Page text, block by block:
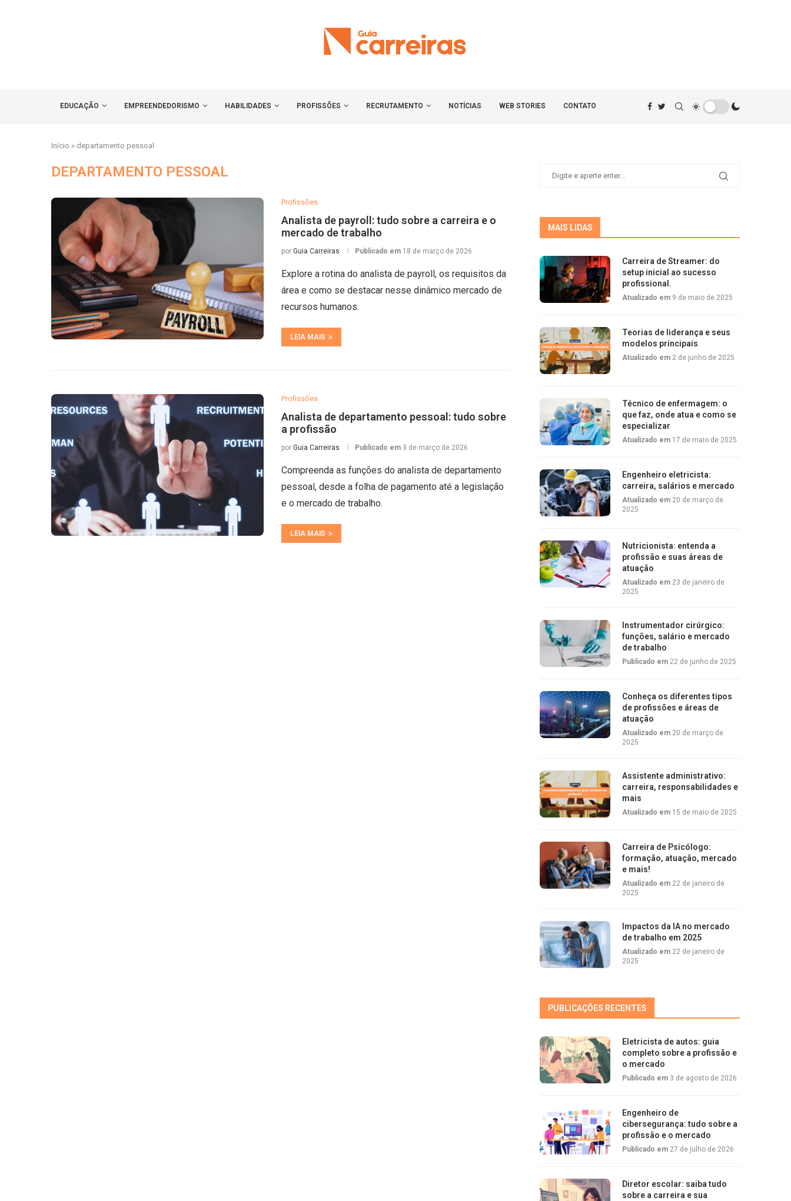
EDUCAÇÃO EMPREENDEDORISMO HABILIDADES PROFISSÕES RECRUTAMENTO NOTÍCIAS WEB STORIES CONTATO
Início » departamento pessoal
DEPARTAMENTO PESSOAL
Profissões
Analista de payroll: tudo sobre a carreira e o
mercado de trabalho
por Guia Carreiras Publicado em 18 de março de 2026
Explore a rotina do analista de payroll, os requisitos da
área e como se destacar nesse dinâmico mercado de
recursos humanos.
LEIA MAIS
Profissões
Analista de departamento pessoal: tudo sobre
a profissão
por Guia Carreiras Publicado em 3 de março de 2026
Compreenda as funções do analista de departamento
pessoal, desde a folha de pagamento até a legislação
e o mercado de trabalho.
LEIA MAIS
MAIS LIDAS
Carreira de Streamer: do
setup inicial ao sucesso
profissional.
Atualizado em 9 de maio de 2025
Teorias de liderança e seus
modelos principais
Atualizado em 2 de junho de 2025
Técnico de enfermagem: o
que faz, onde atua e como se
especializar
Atualizado em 17 de maio de 2025
Engenheiro eletricista:
carreira, salários e mercado
Atualizado em 20 de março de
2025
Nutricionista: entenda a
profissão e suas áreas de
atuação
Atualizado em 23 de janeiro de
2025
Instrumentador cirúrgico:
funções, salário e mercado
de trabalho
Publicado em 22 de junho de 2025
Conheça os diferentes tipos
de profissões e áreas de
atuação
Atualizado em 20 de março de
2025
Assistente administrativo:
carreira, responsabilidades e
mais
Atualizado em 15 de maio de 2025
Carreira de Psicólogo:
formação, atuação, mercado
e mais!
Atualizado em 22 de janeiro de
2025
Impactos da IA no mercado
de trabalho em 2025
Atualizado em 22 de janeiro de
2025
PUBLICAÇÕES RECENTES
Eletricista de autos: guia
completo sobre a profissão e
o mercado
Publicado em 3 de agosto de 2026
Engenheiro de
cibersegurança: tudo sobre a
profissão e o mercado
Publicado em 27 de julho de 2026
Diretor escolar: saiba tudo
sobre a carreira e sua